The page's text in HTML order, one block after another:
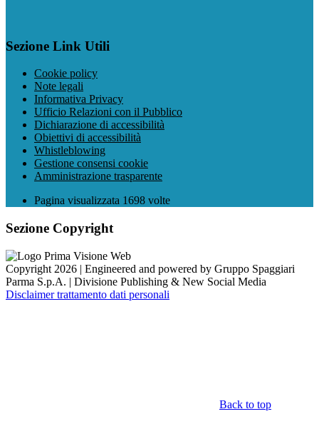
Sezione Link Utili
Cookie policy
Note legali
Informativa Privacy
Ufficio Relazioni con il Pubblico
Dichiarazione di accessibilità
Obiettivi di accessibilità
Whistleblowing
Gestione consensi cookie
Amministrazione trasparente
Pagina visualizzata 1698 volte
Sezione Copyright
Copyright 2026 | Engineered and powered by Gruppo Spaggiari
Parma S.p.A. | Divisione Publishing & New Social Media
Disclaimer trattamento dati personali
Back to top